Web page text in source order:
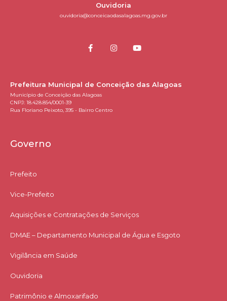
Ouvidoria
ouvidoria@conceicaodasalagoas.mg.gov.br
Prefeitura Municipal de Conceição das Alagoas
Município de Conceição das Alagoas
CNPJ: 18.428.854/0001-39
Rua Floriano Peixoto, 395 - Bairro Centro
Governo
Prefeito
Vice-Prefeito
Aquisições e Contratações de Serviços​
DMAE – Departamento Municipal de Água e Esgoto
Vigilância em Saúde
Ouvidoria
Patrimônio e Almoxarifado